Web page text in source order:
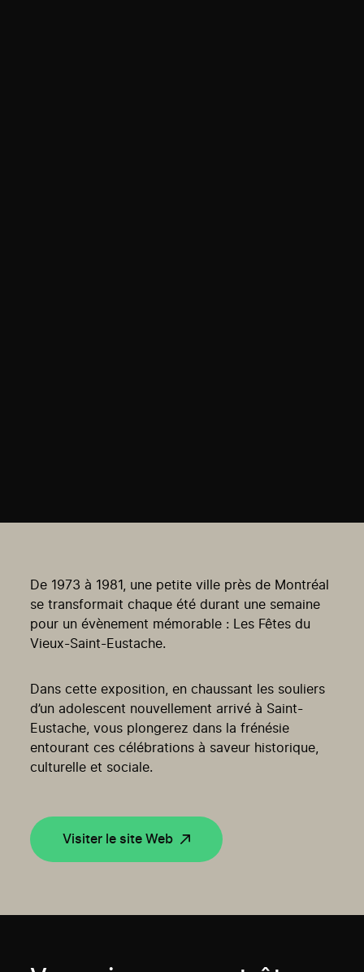
De 1973 à 1981, une petite ville près de Montréal
se transformait chaque été durant une semaine
pour un évènement mémorable : Les Fêtes du
Vieux-Saint-Eustache.
Dans cette exposition, en chaussant les souliers
d’un adolescent nouvellement arrivé à Saint-
Eustache, vous plongerez dans la frénésie
entourant ces célébrations à saveur historique,
culturelle et sociale.
Visiter le site Web